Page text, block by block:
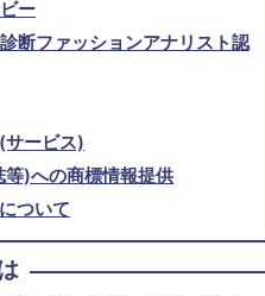
ー
断ファッションアナリスト認
サービス)
)への商標情報提供
ついて